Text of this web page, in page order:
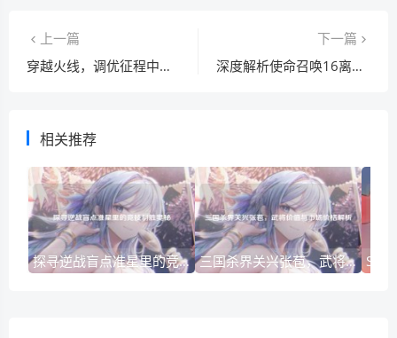
上一篇
穿越火线，调优征程中的热血奋战
下一篇
深度解析使命召唤16离线版，含义、特点及影响
相关推荐
探寻逆战盲点准星里的竞技制胜奥秘 三国杀界关兴张苞，武将价值与市场价格解析